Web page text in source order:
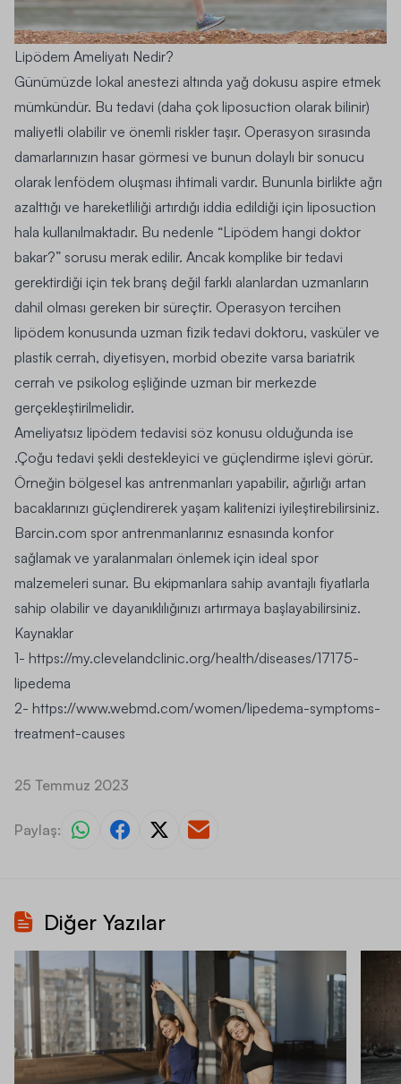
Lipödem Ameliyatı Nedir?
Günümüzde lokal anestezi altında yağ dokusu aspire etmek
mümkündür. Bu tedavi (daha çok liposuction olarak bilinir)
maliyetli olabilir ve önemli riskler taşır. Operasyon sırasında
damarlarınızın hasar görmesi ve bunun dolaylı bir sonucu
olarak lenfödem oluşması ihtimali vardır. Bununla birlikte ağrı
azalttığı ve hareketliliği artırdığı iddia edildiği için liposuction
hala kullanılmaktadır. Bu nedenle “Lipödem hangi doktor
bakar?” sorusu merak edilir. Ancak komplike bir tedavi
gerektirdiği için tek branş değil farklı alanlardan uzmanların
dahil olması gereken bir süreçtir. Operasyon tercihen
lipödem konusunda uzman fizik tedavi doktoru, vasküler ve
plastik cerrah, diyetisyen, morbid obezite varsa bariatrik
cerrah ve psikolog eşliğinde uzman bir merkezde
gerçekleştirilmelidir.
Ameliyatsız lipödem tedavisi söz konusu olduğunda ise
.Çoğu tedavi şekli destekleyici ve güçlendirme işlevi görür.
Örneğin bölgesel kas antrenmanları yapabilir, ağırlığı artan
bacaklarınızı güçlendirerek yaşam kalitenizi iyileştirebilirsiniz.
Barcin.com spor antrenmanlarınız esnasında konfor
sağlamak ve yaralanmaları önlemek için ideal spor
malzemeleri sunar. Bu ekipmanlara sahip avantajlı fiyatlarla
sahip olabilir ve dayanıklılığınızı artırmaya başlayabilirsiniz.
Kaynaklar
1- https://my.clevelandclinic.org/health/diseases/17175-
lipedema
2- https://www.webmd.com/women/lipedema-symptoms-
treatment-causes
25 Temmuz 2023
Paylaş:
Diğer Yazılar